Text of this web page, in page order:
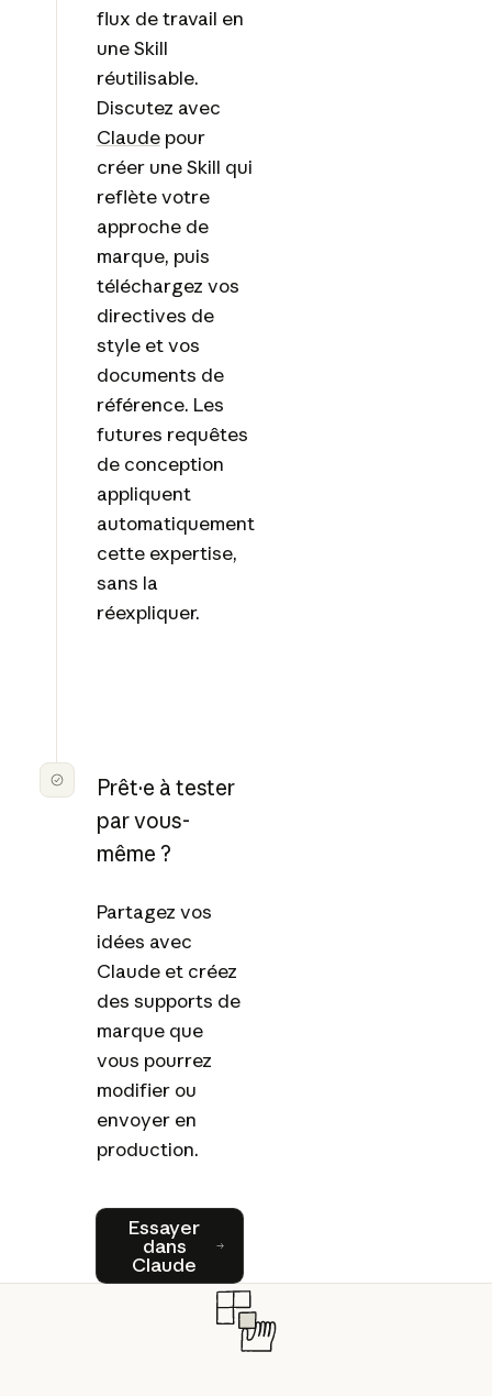
flux de travail en
une Skill
réutilisable.
Discutez avec
Claudepour
créer une Skill qui
reflète votre
approche de
marque, puis
téléchargez vos
directives de
style et vos
documents de
référence. Les
futures requêtes
de conception
appliquent
automatiquement
cette expertise,
sans la
réexpliquer.
Prêt·e à tester
par vous-
même ?
Partagez vos
idées avec
Claude et créez
des supports de
marque que
vous pourrez
modifier ou
envoyer en
production.
Essayer
dans
Claude
Essayer dans Claude